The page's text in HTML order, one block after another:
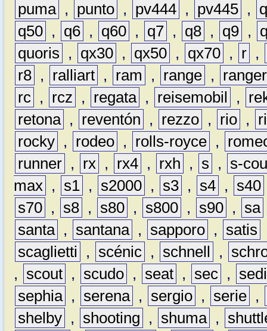
puma , punto , pv444 , pv445 ,
q50 , q6 , q60 , q7 , q8 , q9 ,
quoris
, qx30 , qx50 , qx70 , r ,
r8 , ralliart , ram , range ,
ranger
rc , rcz , regata , reisemobil ,
retona , reventón , rezzo , rio ,
rocky , rodeo , rolls-royce ,
runner , rx , rx4 , rxh , s ,
s-
max , s1 , s2000 , s3 , s4 , s40
s70 , s8 , s80 , s800 , s90 , sa
santa , santana , sapporo , satis
scaglietti
, scénic , schnell ,
,
scout , scudo , seat , sec ,
sephia , serena , sergio , serie ,
shelby , shooting , shuma ,